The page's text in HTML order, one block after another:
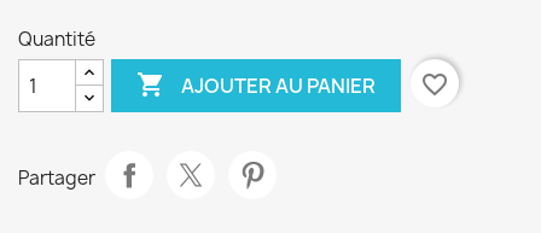
Quantité
 AJOUTER AU PANIER favorite_border
Partager